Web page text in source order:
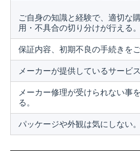
ご自身の知識と経験で、適切な
用・不具合の切り分けが行える。
保証内容、初期不良の手続きを
メーカーが提供しているサービ
メーカー修理が受けられない事
る。
パッケージや外観は気にしない。